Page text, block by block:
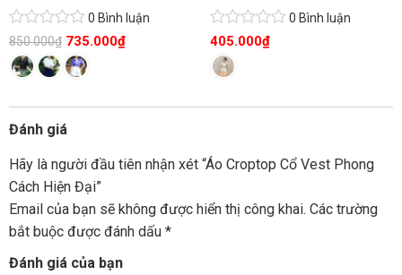
0 Bình luận
850.000₫ 735.000₫
0 Bình luận
405.000₫
Đánh giá
Hãy là người đầu tiên nhận xét “Áo Croptop Cổ Vest Phong
Cách Hiện Đại”
Email của bạn sẽ không được hiển thị công khai. Các trường
bắt buộc được đánh dấu *
Đánh giá của bạn